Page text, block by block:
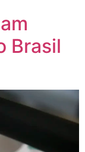
Brasil